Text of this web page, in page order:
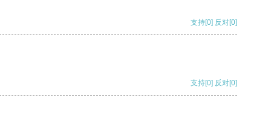
支持[0] 反对[0]
支持[0] 反对[0]